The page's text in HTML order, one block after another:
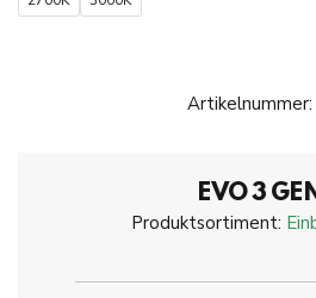
Artikelnummer:
EVO 3
Produktsortiment: